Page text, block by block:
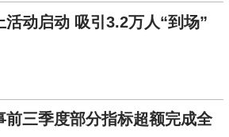
动启动 吸引3.2万人“到场”
前三季度部分指标超额完成全